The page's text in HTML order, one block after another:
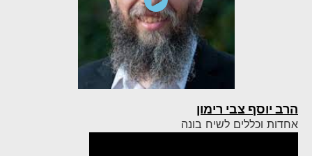
הרב יוסף צבי רימון
אחדות וכללים לשיח בונה